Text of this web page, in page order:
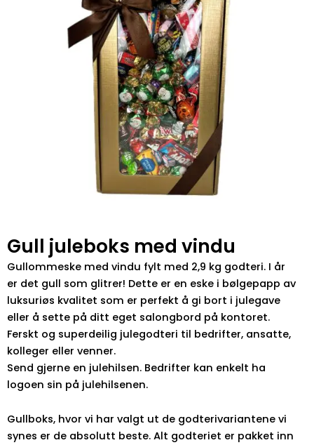
Gull juleboks med vindu
Gullommeske med vindu fylt med 2,9 kg godteri. I år
er det gull som glitrer! Dette er en eske i bølgepapp av
luksuriøs kvalitet som er perfekt å gi bort i julegave
eller å sette på ditt eget salongbord på kontoret.
Ferskt og superdeilig julegodteri til bedrifter, ansatte,
kolleger eller venner.
Send gjerne en julehilsen. Bedrifter kan enkelt ha
logoen sin på julehilsenen.
Gullboks, hvor vi har valgt ut de godterivariantene vi
synes er de absolutt beste. Alt godteriet er pakket inn